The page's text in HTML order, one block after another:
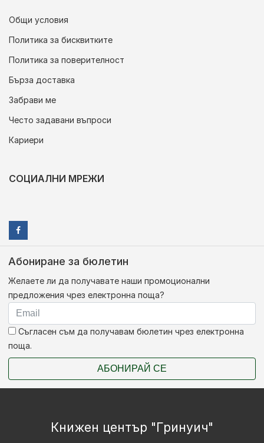
Общи условия
Политика за бисквитките
Политика за поверителност
Бърза доставка
Забрави ме
Често задавани въпроси
Кариери
СОЦИАЛНИ МРЕЖИ
Абониране за бюлетин
Желаете ли да получавате наши промоционални
предложения чрез електронна поща?
Съгласен съм да получавам бюлетин чрез електронна
поща.
АБОНИРАЙ СЕ
Книжен център "Гринуич"